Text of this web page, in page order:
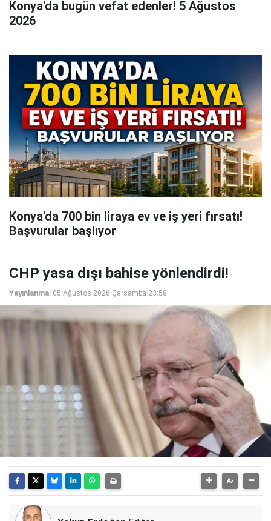
Konya'da bugün vefat edenler! 5 Ağustos
2026
Konya'da 700 bin liraya ev ve iş yeri fırsatı!
Başvurular başlıyor
CHP yasa dışı bahise yönlendirdi!
Yayınlanma: 05 Ağustos 2026 Çarşamba 23:58